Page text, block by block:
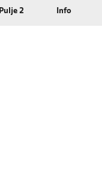
Pulje 2 Info